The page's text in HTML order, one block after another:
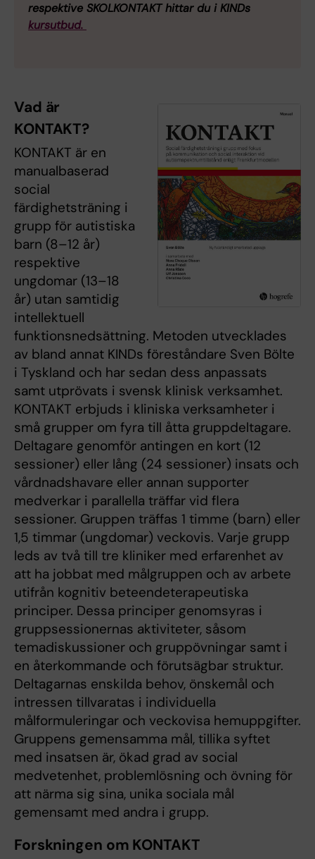
respektive SKOLKONTAKT hittar du i KINDs
kursutbud.
Vad är
KONTAKT?
KONTAKT är en
manualbaserad
social
färdighetsträning i
grupp för autistiska
barn (8–12 år)
respektive
ungdomar (13–18
år) utan samtidig
intellektuell
funktionsnedsättning. Metoden utvecklades
av bland annat KINDs föreståndare Sven Bölte
i Tyskland och har sedan dess anpassats
samt utprövats i svensk klinisk verksamhet.
KONTAKT erbjuds i kliniska verksamheter i
små grupper om fyra till åtta gruppdeltagare.
Deltagare genomför antingen en kort (12
sessioner) eller lång (24 sessioner) insats och
vårdnadshavare eller annan supporter
medverkar i parallella träffar vid flera
sessioner. Gruppen träffas 1 timme (barn) eller
1,5 timmar (ungdomar) veckovis. Varje grupp
leds av två till tre kliniker med erfarenhet av
att ha jobbat med målgruppen och av arbete
utifrån kognitiv beteendeterapeutiska
principer. Dessa principer genomsyras i
gruppsessionernas aktiviteter, såsom
temadiskussioner och gruppövningar samt i
en återkommande och förutsägbar struktur.
Deltagarnas enskilda behov, önskemål och
intressen tillvaratas i individuella
målformuleringar och veckovisa hemuppgifter.
Gruppens gemensamma mål, tillika syftet
med insatsen är, ökad grad av social
medvetenhet, problemlösning och övning för
att närma sig sina, unika sociala mål
gemensamt med andra i grupp.
Forskningen om KONTAKT